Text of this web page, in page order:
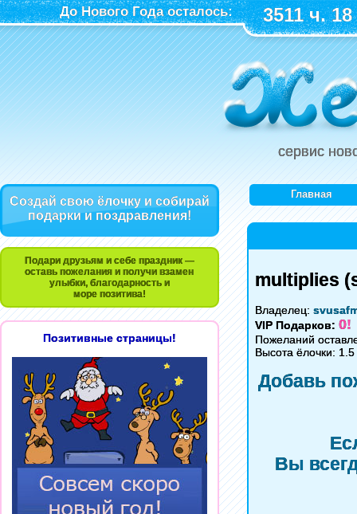
До Нового Года осталось: 3511 ч.
сервис
Создай свою ёлочку и собирай
подарки и поздравления!
Подари друзьям и себе праздник —
оставь пожелания и получи взамен
улыбки, благодарность и
море позитива!
Позитивные страницы!
Главная
multiplies
Владелец:
VIP Подарков: 0!
Пожеланий
Высота ёлочки:
Добавь
Вы